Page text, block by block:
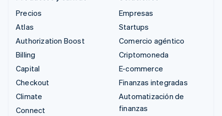
Precios
Atlas
Authorization Boost
Billing
Capital
Checkout
Climate
Connect
Empresas
Startups
Comercio agéntico
Criptomoneda
E-commerce
Finanzas integradas
Automatización de
finanzas